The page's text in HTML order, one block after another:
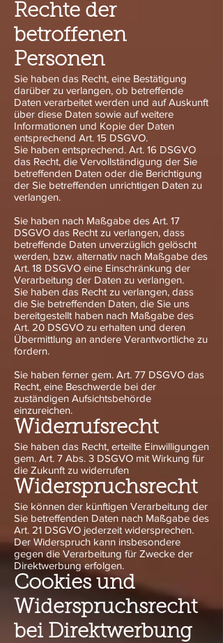
Rechte der
betroffenen
Personen
Sie haben das Recht, eine Bestätigung
darüber zu verlangen, ob betreffende
Daten verarbeitet werden und auf Auskunft
über diese Daten sowie auf weitere
Informationen und Kopie der Daten
entsprechend Art. 15 DSGVO.
Sie haben entsprechend. Art. 16 DSGVO
das Recht, die Vervollständigung der Sie
betreffenden Daten oder die Berichtigung
der Sie betreffenden unrichtigen Daten zu
verlangen.
Sie haben nach Maßgabe des Art. 17
DSGVO das Recht zu verlangen, dass
betreffende Daten unverzüglich gelöscht
werden, bzw. alternativ nach Maßgabe des
Art. 18 DSGVO eine Einschränkung der
Verarbeitung der Daten zu verlangen.
Sie haben das Recht zu verlangen, dass
die Sie betreffenden Daten, die Sie uns
bereitgestellt haben nach Maßgabe des
Art. 20 DSGVO zu erhalten und deren
Übermittlung an andere Verantwortliche zu
fordern.
Sie haben ferner gem. Art. 77 DSGVO das
Recht, eine Beschwerde bei der
zuständigen Aufsichtsbehörde
einzureichen.
Widerrufsrecht
Sie haben das Recht, erteilte Einwilligungen
gem. Art. 7 Abs. 3 DSGVO mit Wirkung für
die Zukunft zu widerrufen
Widerspruchsrecht
Sie können der künftigen Verarbeitung der
Sie betreffenden Daten nach Maßgabe des
Art. 21 DSGVO jederzeit widersprechen.
Der Widerspruch kann insbesondere
gegen die Verarbeitung für Zwecke der
Direktwerbung erfolgen.
Cookies und
Widerspruchsrecht
bei Direktwerbung